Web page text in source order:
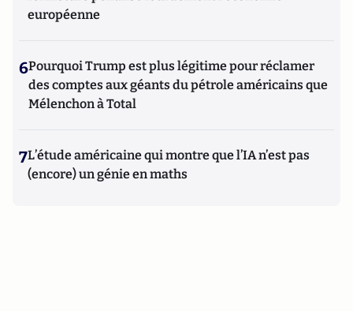
européenne
6Pourquoi Trump est plus légitime pour réclamer
des comptes aux géants du pétrole américains que
Mélenchon à Total
7L’étude américaine qui montre que l’IA n’est pas
(encore) un génie en maths